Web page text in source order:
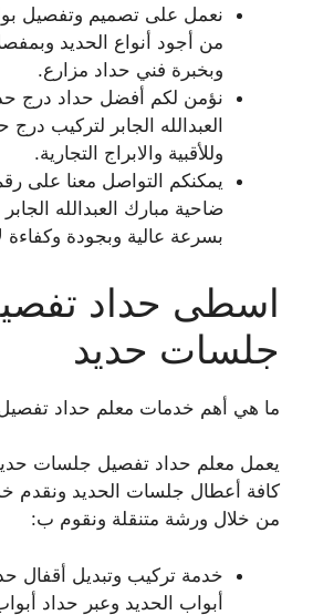
نعمل على تصميم وتفصيل
من أجود أنواع الحديد
وبخبرة فني حداد مزارع.
نؤمن لكم أفضل حداد درج
العبدالله الجابر لتركيب
وللأقبية والابراج التجارية.
يمكنكم التواصل معنا على
ضاحية مبارك العبدالله
بسرعة عالية وبجودة وكفاءة
اسطى حداد
جلسات حديد
ما هي أهم خدمات معلم حداد
يعمل معلم حداد تفصيل جلسات
كافة أعطال جلسات الحديد ونقدم
من خلال ورشة متنقلة ونقوم ب:
خدمة تركيب وتبديل أقفال
أبواب الحديد وعبر حداد